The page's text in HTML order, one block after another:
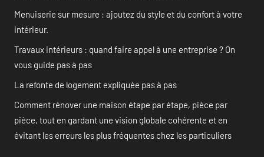
Menuiserie sur mesure : ajoutez du style et du confort à votre
intérieur.
Travaux intérieurs : quand faire appel à une entreprise ? On
vous guide pas à pas
La refonte de logement expliquée pas à pas
Comment rénover une maison étape par étape, pièce par
pièce, tout en gardant une vision globale cohérente et en
évitant les erreurs les plus fréquentes chez les particuliers